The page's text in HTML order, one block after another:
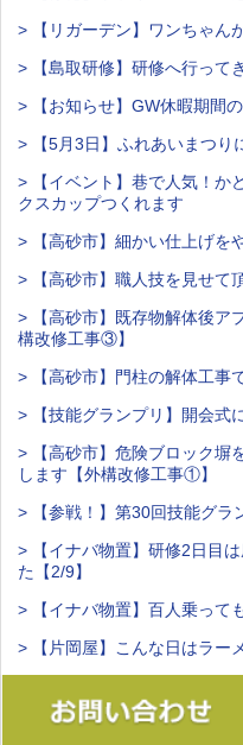
> 【リガーデン】ワンちゃん
> 【島取研修】研修へ行って
> 【お知らせ】GW休暇期間の
> 【5月3日】ふれあいまつり
> 【イベント】巷で人気！か
クスカップつくれます
> 【高砂市】細かい仕上げを
> 【高砂市】職人技を見せて
> 【高砂市】既存物解体後ア
構改修工事③】
> 【高砂市】門柱の解体工事
> 【技能グランプリ】開会式
> 【高砂市】危険ブロック塀
します【外構改修工事①】
> 【参戦！】第30回技能グラ
> 【イナバ物置】研修2日目
た【2/9】
> 【イナバ物置】百人乗って
> 【片岡屋】こんな日はラー
> 【稲美町】芝生はったり
> 【ご挨拶】本年もよろしく